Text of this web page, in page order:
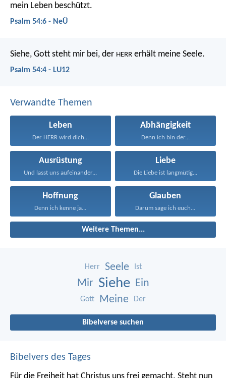
mein Leben beschützt.
Psalm 54:6 - NeÜ
Siehe, Gott steht mir bei, der HERR erhält meine Seele.
Psalm 54:4 - LU12
Verwandte Themen
Leben
Der HERR wird dich...
Abhängigkeit
Denn ich bin der...
Ausrüstung
Und lasst uns aufeinander...
Liebe
Die Liebe ist langmütig...
Hoffnung
Denn ich kenne ja...
Glauben
Darum sage ich euch...
Weitere Themen...
Herr Seele Ist
Mir Siehe Ein
Gott Meine Der
Bibelverse suchen
Bibelvers des Tages